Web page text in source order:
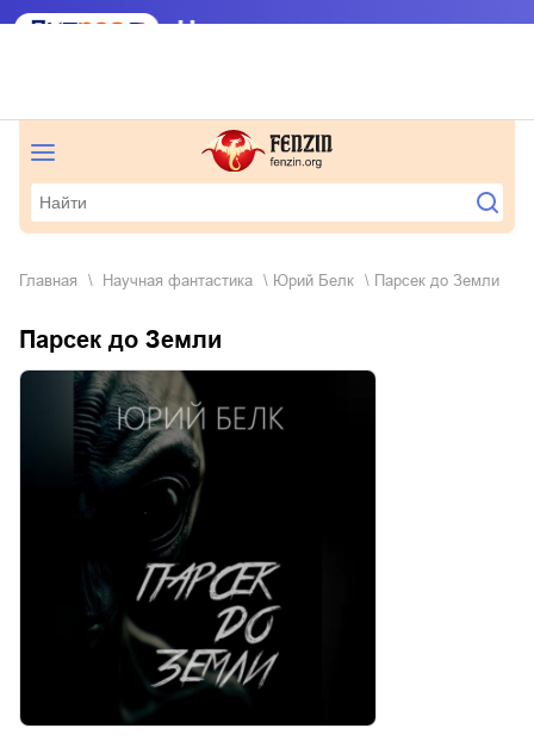
Главная научная фантастика Юрий Белк Парсек до Земли
Парсек до Земли